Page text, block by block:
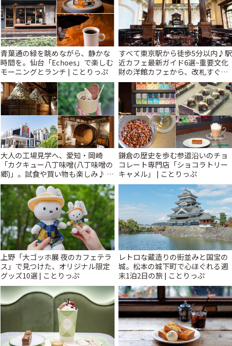
青葉通の緑を眺めながら、静かな
時間を。仙台「Echoes」で楽しむ
モーニングとランチ | ことりっぷ
すべて東京駅から徒歩5分以内♪駅
近カフェ最新ガイド6選~重要文化
財の洋館カフェから、改札すぐの
レトロ喫茶まで~ | ことりっぷ
大人の工場見学へ、愛知・岡崎
「カクキュー八丁味噌(八丁味噌の
郷)」。試食や買い物も楽しみ♪ |
ことりっぷ
鎌倉の歴史を歩む参道沿いのチョ
コレート専門店「ショコラトリー
キャメル」 | ことりっぷ
上野「大ゴッホ展 夜のカフェテラ
ス」で見つけた、オリジナル限定
グッズ10選 | ことりっぷ
レトロな蔵造りの街並みと国宝の
城。松本の城下町で心ほぐれる週
末1泊2日の旅 | ことりっぷ